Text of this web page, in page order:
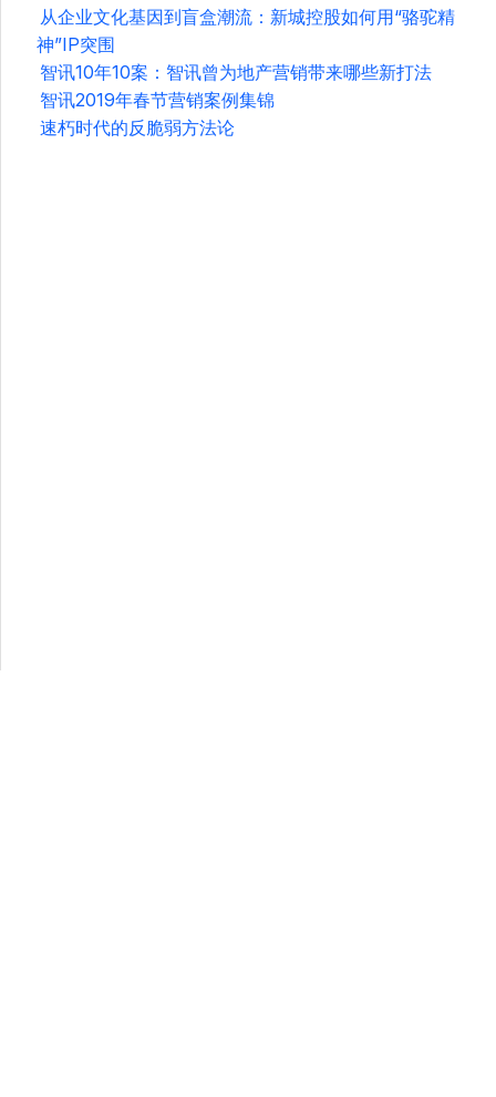
从企业文化基因到盲盒潮流：新城控股如何用“骆驼精
神”IP突围
智讯10年10案：智讯曾为地产营销带来哪些新打法
智讯2019年春节营销案例集锦
速朽时代的反脆弱方法论